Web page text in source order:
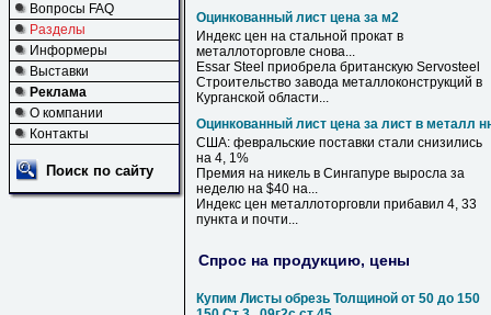
Вопросы FAQ
Разделы
Информеры
Выставки
Реклама
О компании
Контакты
Поиск по сайту
Оцинкованный лист цена за м2
Индекс цен на стальной прокат в
металлоторговле снова...
Essar Steel приобрела британскую Servosteel
Строительство завода металлоконструкций в
Курганской области...
Оцинкованный лист цена за лист в металл
США: февральские поставки стали снизились
на 4, 1%
Премия на никель в Сингапуре выросла за
неделю на $40 на...
Индекс цен металлоторговли прибавил 4, 33
пункта и почти...
Спрос на продукцию, цены
Купим Листы обрезь Толщиной от 50 до 150